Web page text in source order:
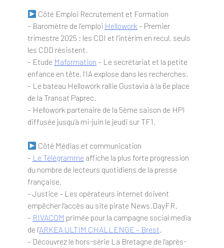
Côté Emploi Recrutement et Formation
– Baromètre de l’emploi Hellowork – Premier
trimestre 2025 : les CDI et l’intérim en recul, seuls
les CDD résistent.
– Etude Maformation – Le secrétariat et la petite
enfance en tête, l’IA explose dans les recherches.
– Le bateau Hellowork rallie Gustavia à la 6e place
de la Transat Paprec.
– Hellowork partenaire de la 5ème saison de HPI
diffusée jusqu’à mi-juin le jeudi sur TF1.
Côté Médias et communication
– Le Télégramme affiche la plus forte progression
du nombre de lecteurs quotidiens de la presse
française.
– Justice – Les opérateurs internet doivent
empêcher l’accès au site pirate News.DayFR.
– RIVACOM primée pour la campagne social media
de l’ARKEA ULTIM CHALLENGE – Brest.
– Découvrez le hors-série La Bretagne de l’après-